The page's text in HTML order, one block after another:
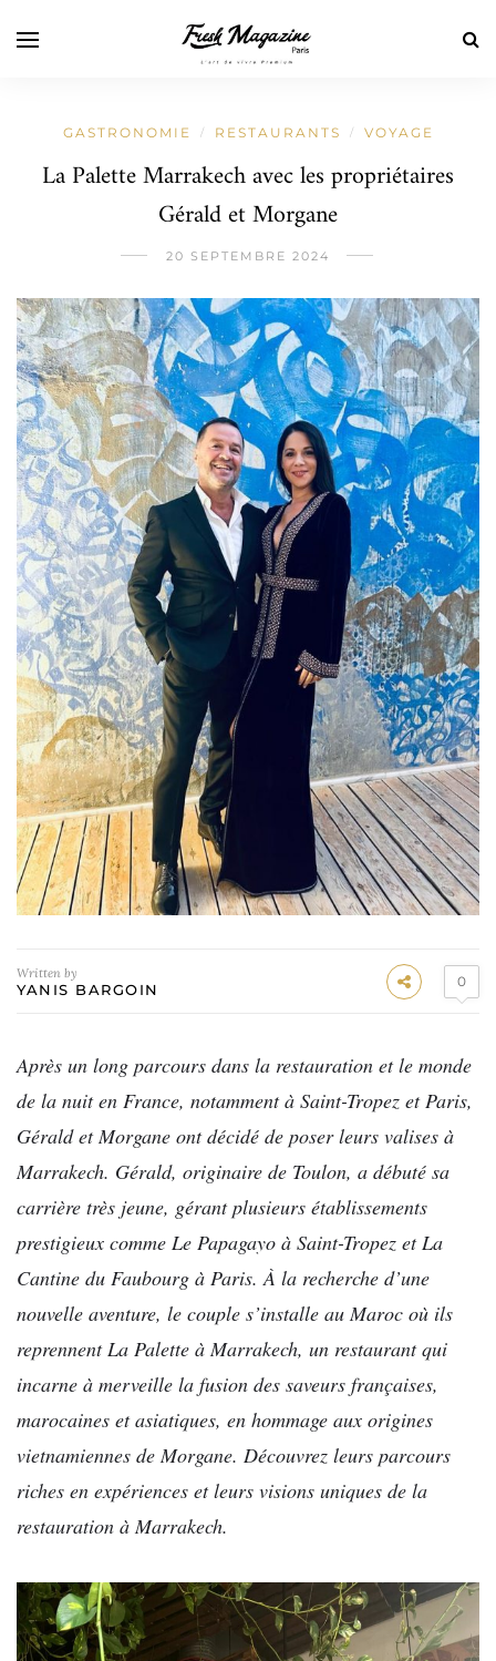
GASTRONOMIE / RESTAURANTS / VOYAGE
La Palette Marrakech avec les propriétaires
Gérald et Morgane
20 SEPTEMBRE 2024
Written by
YANIS BARGOIN 0
Après un long parcours dans la restauration et le monde
de la nuit en France, notamment à Saint-Tropez et Paris,
Gérald et Morgane ont décidé de poser leurs valises à
Marrakech. Gérald, originaire de Toulon, a débuté sa
carrière très jeune, gérant plusieurs établissements
prestigieux comme Le Papagayo à Saint-Tropez et La
Cantine du Faubourg à Paris. À la recherche d’une
nouvelle aventure, le couple s’installe au Maroc où ils
reprennent La Palette à Marrakech, un restaurant qui
incarne à merveille la fusion des saveurs françaises,
marocaines et asiatiques, en hommage aux origines
vietnamiennes de Morgane. Découvrez leurs parcours
riches en expériences et leurs visions uniques de la
restauration à Marrakech.